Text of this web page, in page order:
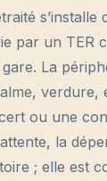
s’installe
par un TER
La
verdure,
ou une
la
; elle est